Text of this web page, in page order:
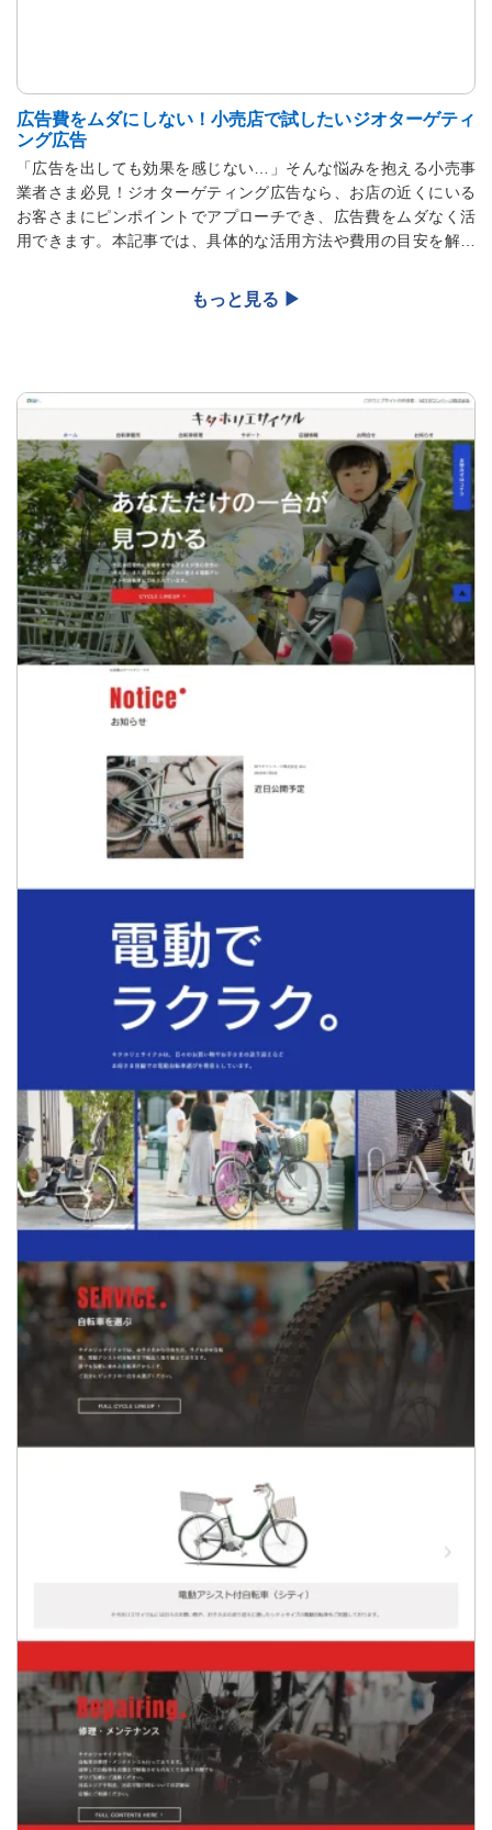
広告費をムダにしない！小売店で試したいジオターゲティ
ング広告
「広告を出しても効果を感じない…」そんな悩みを抱える小売事
業者さま必見！ジオターゲティング広告なら、お店の近くにいる
お客さまにピンポイントでアプローチでき、広告費をムダなく活
用できます。本記事では、具体的な活用方法や費用の目安を解説